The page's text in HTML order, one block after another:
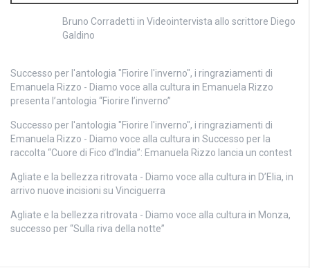
Bruno Corradetti in Videointervista allo scrittore Diego
Galdino
Successo per l'antologia "Fiorire l'inverno", i ringraziamenti di
Emanuela Rizzo - Diamo voce alla cultura in Emanuela Rizzo
presenta l’antologia “Fiorire l’inverno”
Successo per l'antologia "Fiorire l'inverno", i ringraziamenti di
Emanuela Rizzo - Diamo voce alla cultura in Successo per la
raccolta “Cuore di Fico d’India”: Emanuela Rizzo lancia un contest
Agliate e la bellezza ritrovata - Diamo voce alla cultura in D’Elia, in
arrivo nuove incisioni su Vinciguerra
Agliate e la bellezza ritrovata - Diamo voce alla cultura in Monza,
successo per “Sulla riva della notte”